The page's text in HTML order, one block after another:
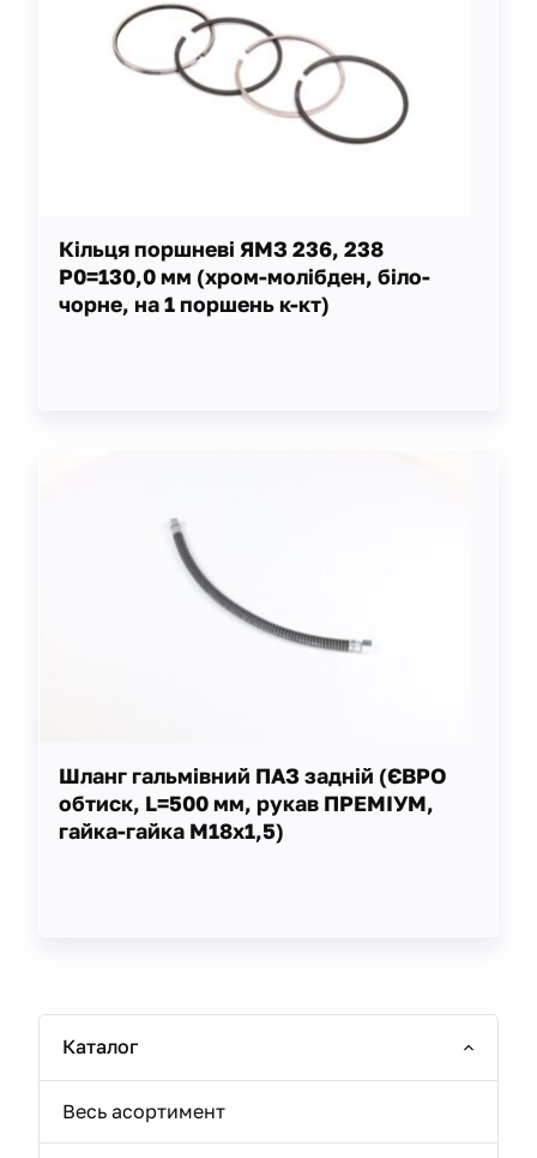
Кільця поршневі ЯМЗ 236, 238
Р0=130,0 мм (хром-молібден, біло-
чорне, на 1 поршень к-кт)
Шланг гальмівний ПАЗ задній (ЄВРО
обтиск, L=500 мм, рукав ПРЕМІУМ,
гайка-гайка М18х1,5)
Каталог
Весь асортимент